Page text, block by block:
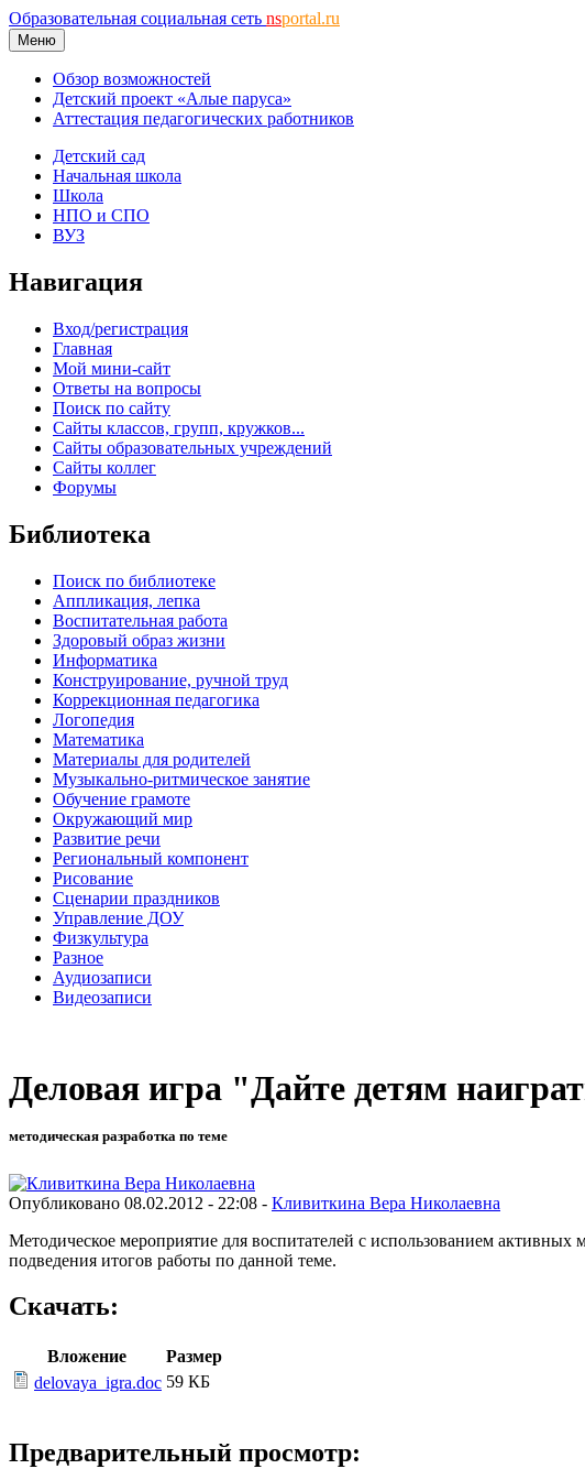
Образовательная социальная сеть nsportal.ru
Меню
Обзор возможностей
Детский проект «Алые паруса»
Аттестация педагогических работников
Детский сад
Начальная школа
Школа
НПО и СПО
ВУЗ
Навигация
Вход/регистрация
Главная
Мой мини-сайт
Ответы на вопросы
Поиск по сайту
Сайты классов, групп, кружков...
Сайты образовательных учреждений
Сайты коллег
Форумы
Библиотека
Поиск по библиотеке
Аппликация, лепка
Воспитательная работа
Здоровый образ жизни
Информатика
Конструирование, ручной труд
Коррекционная педагогика
Логопедия
Математика
Материалы для родителей
Музыкально-ритмическое занятие
Обучение грамоте
Окружающий мир
Развитие речи
Региональный компонент
Рисование
Сценарии праздников
Управление ДОУ
Физкультура
Разное
Аудиозаписи
Видеозаписи
Деловая игра "Дайте детям
методическая разработка по теме
Опубликовано 08.02.2012 - 22:08 - Кливиткина Вера Николаевна
Методическое мероприятие для воспитателей с использованием
подведения итогов работы по данной теме.
Скачать:
Вложение
Размер
delovaya_igra.doc 59 КБ
Предварительный просмотр: